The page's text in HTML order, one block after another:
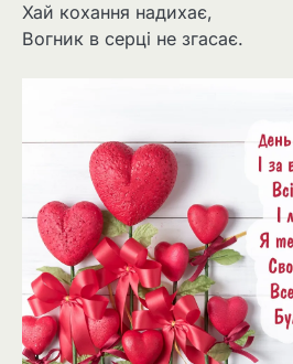
Хай кохання надихає,
Вогник в серці не згасає.